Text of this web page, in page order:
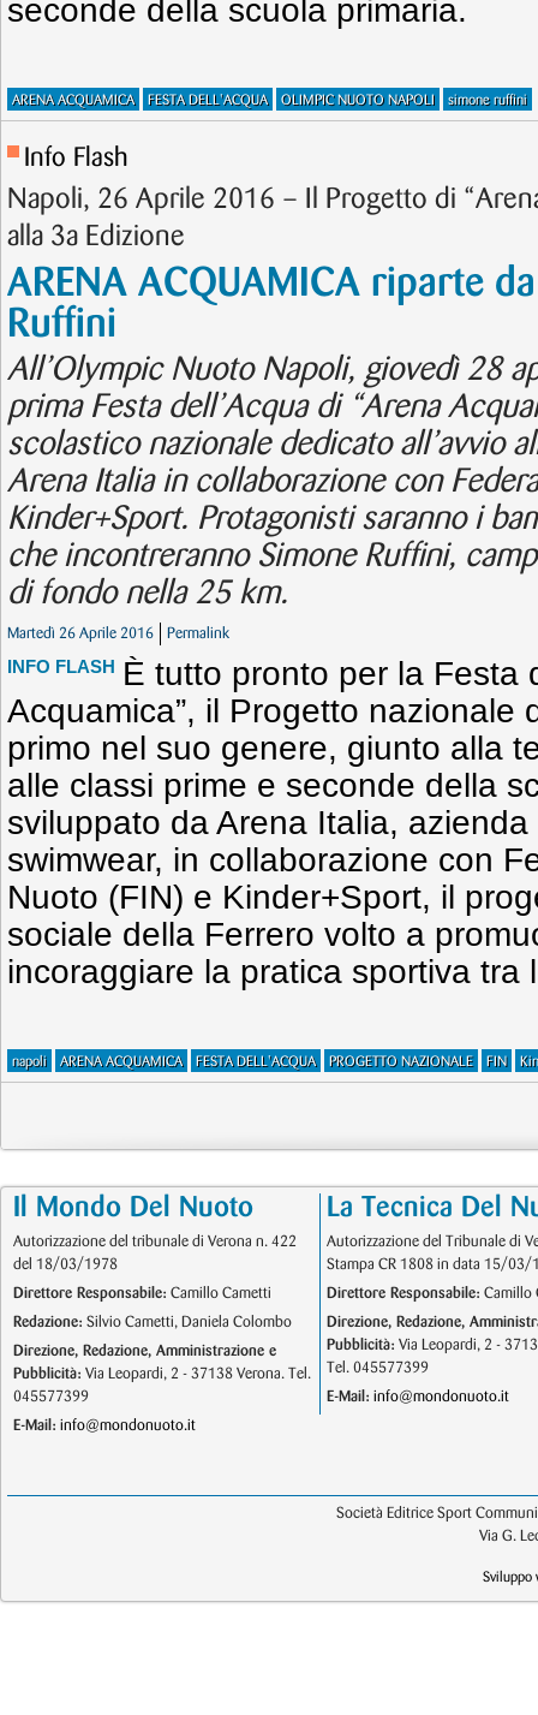
seconde della scuola primaria.
ARENA ACQUAMICA FESTA DELL'ACQUA OLIMPIC NUOTO NAPOLI simone ruffini
Info Flash
Napoli, 26 Aprile 2016 – Il Progetto di
alla 3a Edizione
ARENA ACQUAMICA riparte
Ruffini
All’Olympic Nuoto Napoli, giovedì 28
prima Festa dell’Acqua di “Arena
scolastico nazionale dedicato all’avvio
Arena Italia in collaborazione con
Kinder+Sport. Protagonisti saranno i
che incontreranno Simone Ruffini,
di fondo nella 25 km.
Martedì 26 Aprile 2016 Permalink
INFO FLASH È tutto pronto per la Festa
Acquamica”, il Progetto nazionale
primo nel suo genere, giunto alla
alle classi prime e seconde della
sviluppato da Arena Italia,
swimwear, in collaborazione con
Nuoto (FIN) e Kinder+Sport, il
sociale della Ferrero volto a
incoraggiare la pratica sportiva tra
napoli ARENA ACQUAMICA FESTA DELL'ACQUA PROGETTO NAZIONALE FIN
Il Mondo Del Nuoto
Autorizzazione del tribunale di Verona n. 422
del 18/03/1978
Direttore Responsabile: Camillo Cametti
Redazione: Silvio Cametti, Daniela Colombo
Direzione, Redazione, Amministrazione e
Pubblicità: Via Leopardi, 2 - 37138 Verona. Tel.
045577399
E-Mail: info@mondonuoto.it
La Tecnica Del
Autorizzazione del Tribunale di
Stampa CR 1808 in data 15/03/
Direttore Responsabile: Camillo
Direzione, Redazione,
Pubblicità: Via Leopardi, 2 -
Tel. 045577399
E-Mail: info@mondonuoto.it
Società Editrice Sport
Via G.
Sviluppo